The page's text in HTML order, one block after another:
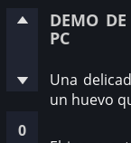
0
demo de
pc
Una
un huevo